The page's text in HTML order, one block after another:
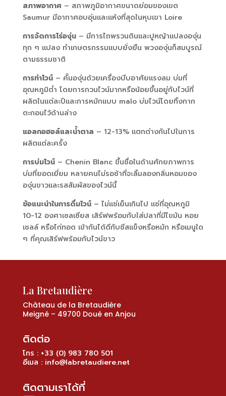
สภาพอากาศ– สภาพภูมิอากาศขนาดย่อมของเขต
Saumur มีอากาศอบอุ่นและแห้งที่สุดในหุบเขา Loire
การจัดการไร่องุ่น– มีการไถพรวนดินและปูหญ้าแปลงองุ่น
ทุก ๆ แปลง ทำเกษตรกรรมแบบยั่งยืน พวงองุ่นก็สมบูรณ์
ตามธรรมชาติ
การทำไวน์– คั้นองุ่นด้วยเครื่องบีบอาศัยแรงลม บ่มที่
อุณหภูมิต่ำ โดยการกวนไวน์มากหรือน้อยขึ้นอยู่กับไวน์ที่
ผลิตในแต่ละปีและการหมักแบบ malo บ่มไวน์โดยทิ้งกาก
ตะกอนไว้ด้านล่าง
แอลกอฮอล์และน้ำตาล – 12-13% แตกต่างกันไปในการ
ผลิตแต่ละครั้ง
การบ่มไวน์– Chenin Blanc ขึ้นชื่อในด้านศักยภาพการ
บ่มที่ยอดเยี่ยม หลายคนไม่รอช้าที่จะลิ้มลองกลิ่นหอมของ
องุ่นขาวและรสสัมผัสของไวน์นี้
ข้อแนะนำในการดื่มไวน์– ไม่แช่เย็นเกินไป แช่ที่อุณหภูมิ
10-12 องศาเซลเซียส เสิร์ฟพร้อมกับใส่ปลาที่มีไขมัน หอย
เชลล์ หรือไก่ทอด เข้ากันได้ดีกับชีสแข็งหรือหมัก หรือเมนูใด
ๆ ที่คุณเสิร์ฟพร้อมกับไวน์ขาว
La Bretaudière
Château de la Bretaudière
Meigné – 49700 Doué en Anjou
ติดต่อ
โทร : +33 (0) 983 780 501
อีเมล : info@labretaudiere.net
ติดตามเราได้ที่